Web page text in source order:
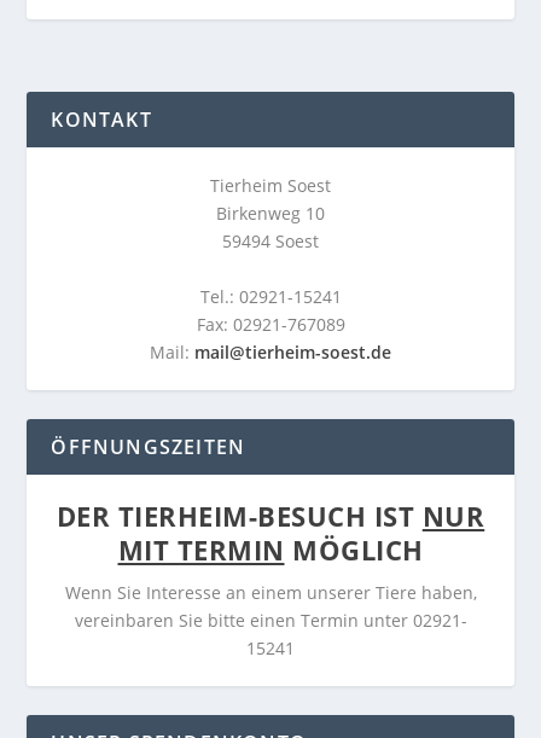
KONTAKT
Tierheim Soest
Birkenweg 10
59494 Soest
Tel.: 02921-15241
Fax: 02921-767089
Mail: mail@tierheim-soest.de
ÖFFNUNGSZEITEN
DER TIERHEIM-BESUCH IST NUR
MIT TERMIN MÖGLICH
Wenn Sie Interesse an einem unserer Tiere haben,
vereinbaren Sie bitte einen Termin unter 02921-
15241